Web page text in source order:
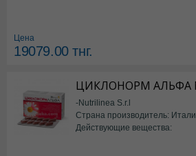
Цена
19079.00тнг.
ЦИКЛОНОРМ АЛЬФА
-Nutrilinea S.r.l
Страна производитель:
Действующие вещества: